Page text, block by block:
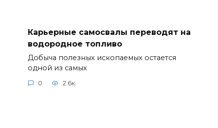
Карьерные самосвалы переводят на
водородное топливо
Добыча полезных ископаемых остается
одной из самых
0 2.6к.